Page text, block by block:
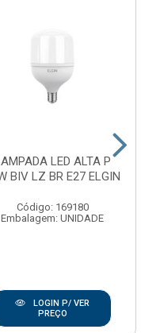
LED ALTA P
BIV LZ BR E27 ELGIN
Código: 169180
Embalagem: UNIDADE
LOGIN P/ VER
PREÇO